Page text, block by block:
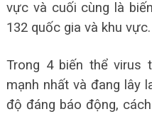
vực và cuối cùng là
132 quốc gia và khu vực.
Trong 4 biến thể virus
mạnh nhất và đang lây
độ đáng báo động,